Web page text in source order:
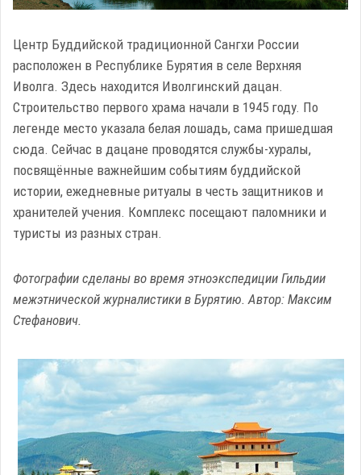
Центр Буддийской традиционной Сангхи России
расположен в Республике Бурятия в селе Верхняя
Иволга. Здесь находится Иволгинский дацан.
Строительство первого храма начали в 1945 году. По
легенде место указала белая лошадь, сама пришедшая
сюда. Сейчас в дацане проводятся службы-хуралы,
посвящённые важнейшим событиям буддийской
истории, ежедневные ритуалы в честь защитников и
хранителей учения. Комплекс посещают паломники и
туристы из разных стран.
Фотографии сделаны во время этноэкспедиции Гильдии
межэтнической журналистики в Бурятию. Автор: Максим
Стефанович.